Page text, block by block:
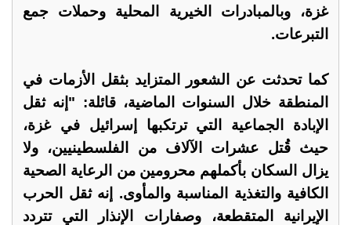
غزة، وبالمبادرات الخيرية المحلية وحملات جمع
التبرعات.
كما تحدثت عن الشعور المتزايد بثقل الأزمات في
المنطقة خلال السنوات الماضية، قائلة: "إنه ثقل
الإبادة الجماعية التي ترتكبها إسرائيل في غزة،
حيث قُتل عشرات الآلاف من الفلسطينيين، ولا
يزال السكان بأكملهم محرومين من الرعاية الصحية
الكافية والتغذية المناسبة والمأوى. إنه ثقل الحرب
الإيرانية المتقطعة، وصفارات الإنذار التي تتردد